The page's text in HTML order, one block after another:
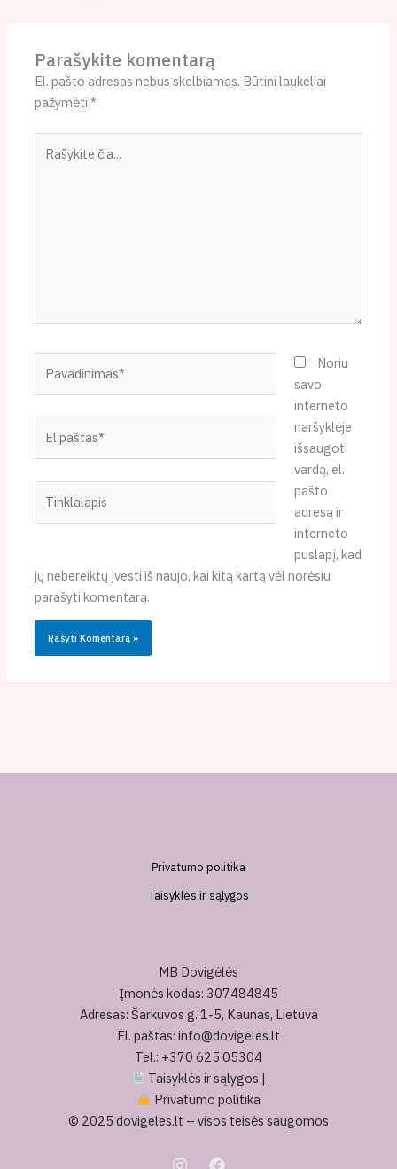
Parašykite komentarą
El. pašto adresas nebus skelbiamas. Būtini laukeliai
pažymėti*
čia...
Noriu
savo
interneto
naršyklėje
išsaugoti
vardą, el.
pašto
adresą ir
interneto
puslapį, kad
jų nebereiktų įvesti iš naujo, kai kitą kartą vėl norėsiu
parašyti komentarą.
Privatumo politika
Taisyklės ir sąlygos
MB Dovigėlės
Įmonės kodas: 307484845
Adresas: Šarkuvos g. 1-5, Kaunas, Lietuva
El. paštas: info@dovigeles.lt
Tel.: +370 625 05304
Taisyklės ir sąlygos |
Privatumo politika
© 2025 dovigeles.lt – visos teisės saugomos